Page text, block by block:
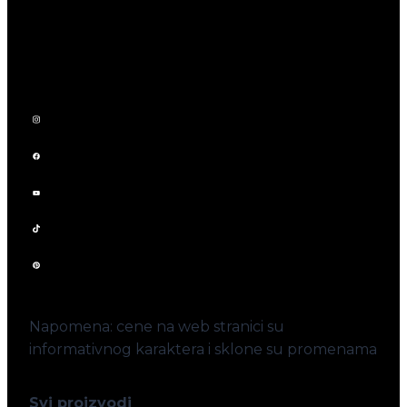
Napomena: cene na web stranici su
informativnog karaktera i sklone su promenama
Svi proizvodi